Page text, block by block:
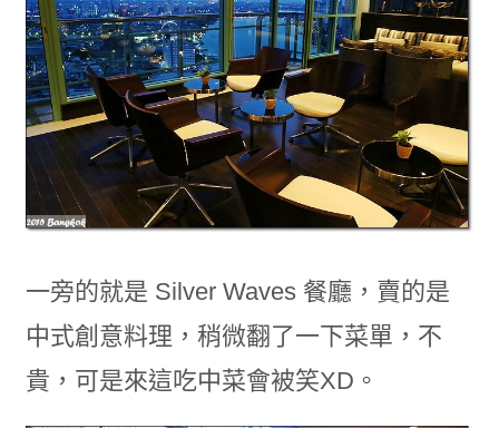
一旁的就是 Silver Waves 餐廳，賣的是
中式創意料理，稍微翻了一下菜單，不
貴，可是來這吃中菜會被笑XD。